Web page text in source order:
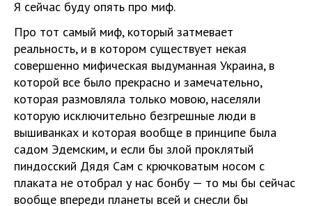
Я сейчас буду опять про миф.
Про тот самый миф, который затмевает
реальность, и в котором существует некая
совершенно мифическая выдуманная Украина, в
которой все было прекрасно и замечательно,
которая размовляла только мовою, населяли
которую исключительно безгрешные люди в
вышиванках и которая вообще в принципе была
садом Эдемским, и если бы злой проклятый
пиндосский Дядя Сам с крючковатым носом с
плаката не отобрал у нас бонбу — то мы бы сейчас
вообще впереди планеты всей и снесли бы